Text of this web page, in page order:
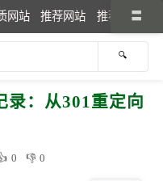
网站 推荐网站 推荐文章
录：从301重定向
0 0